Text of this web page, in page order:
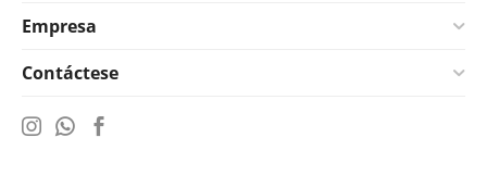
Empresa
Contáctese